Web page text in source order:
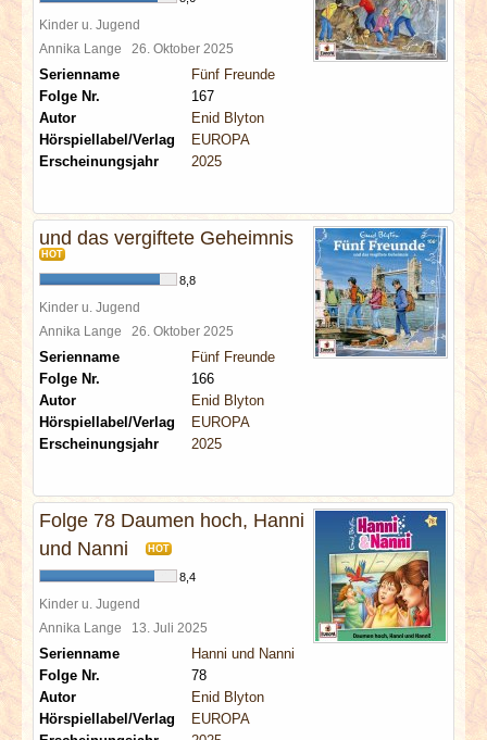
Kinder u. Jugend
Annika Lange 26. Oktober 2025
Serienname
Fünf Freunde
Folge Nr.
167
Autor
Enid Blyton
Hörspiellabel/Verlag
EUROPA
Erscheinungsjahr
2025
und das vergiftete Geheimnis
HOT
8,8
Kinder u. Jugend
Annika Lange 26. Oktober 2025
Serienname
Fünf Freunde
Folge Nr.
166
Autor
Enid Blyton
Hörspiellabel/Verlag
EUROPA
Erscheinungsjahr
2025
Folge 78 Daumen hoch, Hanni
und Nanni
HOT
8,4
Kinder u. Jugend
Annika Lange 13. Juli 2025
Serienname
Hanni und Nanni
Folge Nr.
78
Autor
Enid Blyton
Hörspiellabel/Verlag
EUROPA